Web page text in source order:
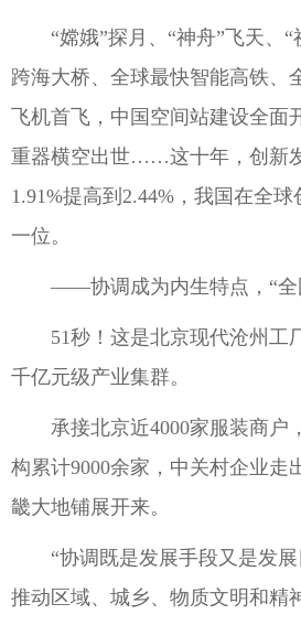
“嫦娥”探月、“神舟”飞天、“
跨海大桥、全球最快智能高铁、
飞机首飞，中国空间站建设全
重器横空出世……这十年，创新
1.91%提高到2.44%，我国在全
一位。
——协调成为内生特点，“全国
51秒！这是北京现代沧州工厂
千亿元级产业集群。
承接北京近4000家服装商户
构累计9000余家，中关村企业
畿大地铺展开来。
“协调既是发展手段又是发展
推动区域、城乡、物质文明和精